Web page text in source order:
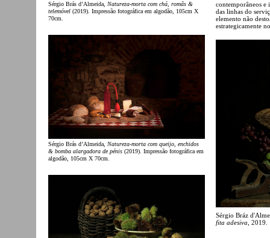
Sérgio Brás d’Almeida, Natureza-morta com chá, romãs &
telemóvel (2019). Impressão fotográfica em algodão, 105cm X
70cm.
Sérgio Brás d’Almeida, Natureza-morta com queijo, enchidos
& bomba alargadora de pénis (2019). Impressão fotográfica em
algodão, 105cm X 70cm.
contemporâneos e
das linhas do
elemento não
estrategicamente
Sérgio Bráz
fita adesiva , 2019.